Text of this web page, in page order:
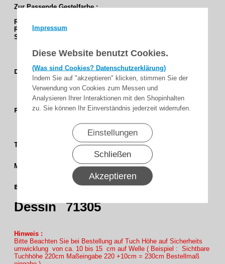
Impressum
Diese Website benutzt Cookies.
(Was sind Cookies? Datenschutzerklärung)
Indem Sie auf "akzeptieren" klicken, stimmen Sie der
Verwendung von Cookies zum Messen und
Analysieren Ihrer Interaktionen mit den Shopinhalten
zu. Sie können Ihr Einverständnis jederzeit widerrufen.
Einstellungen
Schließen
Akzeptieren
Zur Passende Gestelfarbe :
RAL 9016
RAL 8077dunkelbraun
SL 92
Dessingruppe
Uni /
Feinstruktur
Farbgruppe
Caffe -
Transparenz 3 %
Matrieal
Screen
Bahnbreite
250 cm
Dessin 71305
Hinweis :
Bitte Beachten Sie bei Bestellung auf Tuch Höhe auf Sicherheits
umwicklung von ca. 10 bis 15 cm auf Welle ( Beispiel : Sichtbare
Tuchhöhe 220cm Maßeingabe 220 +10cm = 230cm Bestellmaß